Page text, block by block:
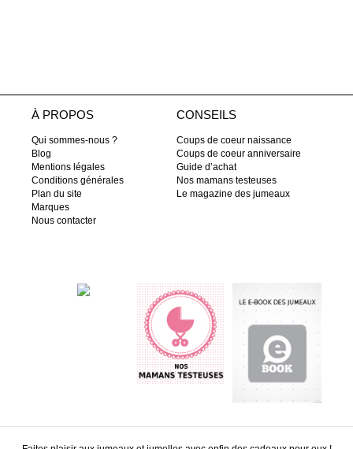
À PROPOS
Qui sommes-nous ?
Blog
Mentions légales
Conditions générales
Plan du site
Marques
Nous contacter
CONSEILS
Coups de coeur naissance
Coups de coeur anniversaire
Guide d’achat
Nos mamans testeuses
Le magazine des jumeaux